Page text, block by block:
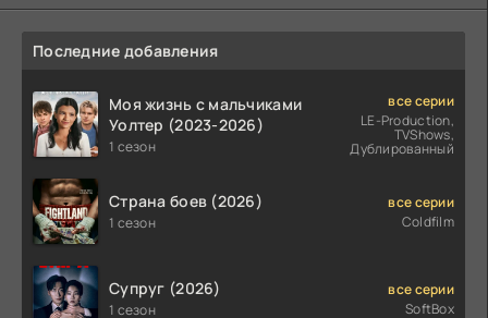
Последние добавления
Моя жизнь с мальчиками
Уолтер (2023-2026)
1 сезон
все серии
LE-Production,
TVShows,
Дублированный
Страна боев (2026)
1 сезон
все серии
Coldfilm
Супруг (2026)
1 сезон
все серии
SoftBox